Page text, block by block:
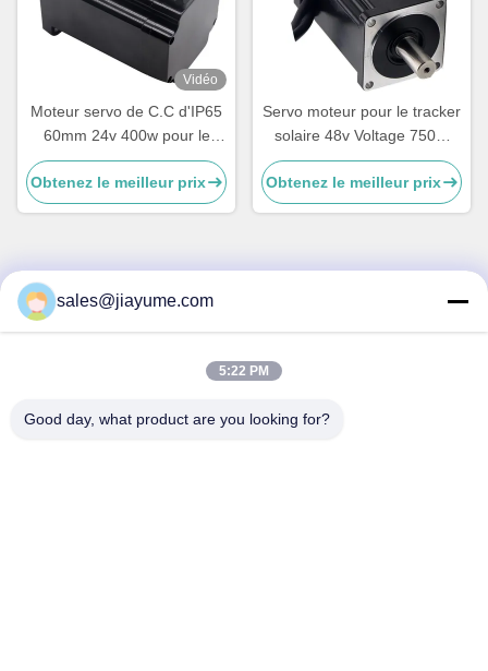
Vidéo
Moteur servo de C.C d'IP65
60mm 24v 400w pour le
traqueur solaire
Obtenez le meilleur prix
Servo moteur pour le tracker
solaire 48v Voltage 750W
Système de tracker solaire
courant nominal 20A
Obtenez le meilleur prix
Contactez rapidement
Xingdong, Xin de Qunhui “une rue, Bao “un secteur, ville de
sales@jiayume.com
5:22 PM
Good day, what product are you looking for?